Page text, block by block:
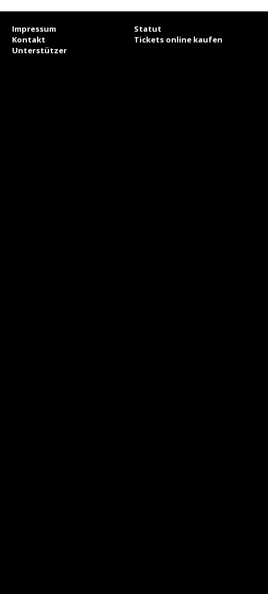
Impressum
Statut
Kontakt
Tickets online kaufen
Unterstützer